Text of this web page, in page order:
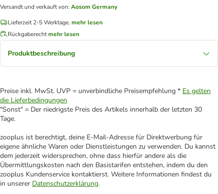
Versandt und verkauft von: Aosom Germany
Lieferzeit 2-5 Werktage. mehr lesen
Rückgaberechtmehr lesen
Produktbeschreibung
Preise inkl. MwSt. UVP = unverbindliche Preisempfehlung * Es gelten
die Lieferbedingungen
"Sonst" = Der niedrigste Preis des Artikels innerhalb der letzten 30
Tage.
zooplus ist berechtigt, deine E-Mail-Adresse für Direktwerbung für
eigene ähnliche Waren oder Dienstleistungen zu verwenden. Du kannst
dem jederzeit widersprechen, ohne dass hierfür andere als die
Übermittlungskosten nach den Basistarifen entstehen, indem du den
zooplus Kundenservice kontaktierst. Weitere Informationen findest du
in unserer Datenschutzerklärung.